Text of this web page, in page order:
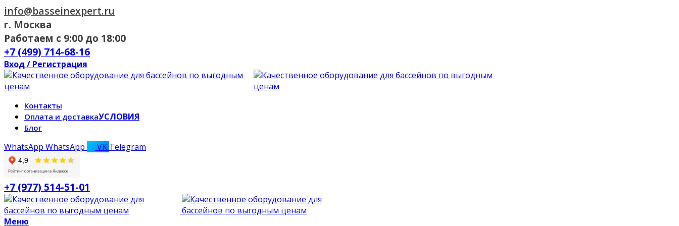
info@basseinexpert.ru
г. Москва
Работаем с 9:00 до 18:00
+7 (499) 714-68-16
Вход / Регистрация
Контакты
Оплата и доставкаУСЛОВИЯ
Блог
WhatsApp WhatsApp VK Telegram
+7 (977) 514-51-01
Меню